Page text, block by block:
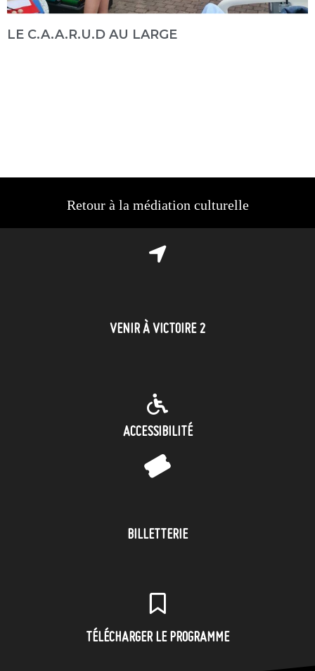
LE C.A.A.R.U.D AU LARGE
Retour à la médiation culturelle
VENIR À VICTOIRE 2
ACCESSIBILITÉ
BILLETTERIE
TÉLÉCHARGER LE PROGRAMME